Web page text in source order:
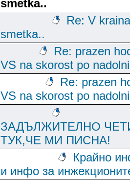
smetka..
Re: V kraina
smetka..
Re: prazen
VS na skorost po
Re: prazen
VS na skorost po
ЗАДЪЛЖИТЕЛНО
ТУК,ЧЕ МИ ПИСНА!
Крайно
и инфо за